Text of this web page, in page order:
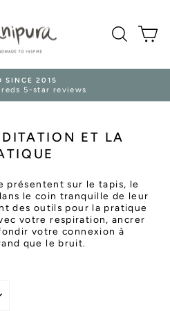
Diaporama
Pause
ET LA
présentent sur le tapis, le
le coin tranquille de leur
des outils pour la pratique
votre respiration, ancrer
votre connexion à
que le bruit.